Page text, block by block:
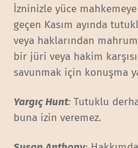
İzninizle yüce
geçen Kasım ayında
veya haklarından
bir jüri veya hakim
savunmak için konuşma
Yargıç Hunt: Tutuklu
buna izin veremez.